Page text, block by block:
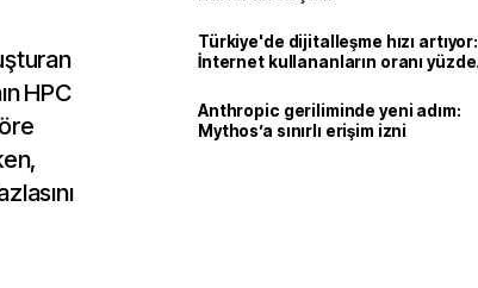
HPC
Türkiye'de dijitalleşme hızı artıyor:
İnternet kullananların oranı yüzde
Anthropic geriliminde yeni adım:
Mythos’a sınırlı erişim izni